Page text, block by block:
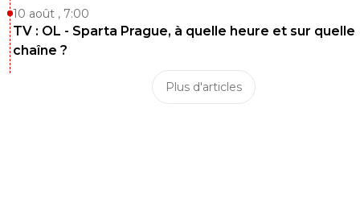
10 août , 7:00
TV : OL - Sparta Prague, à quelle heure et sur quelle
chaîne ?
Plus d'articles